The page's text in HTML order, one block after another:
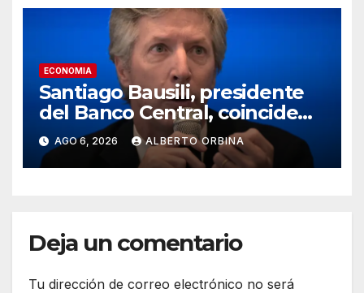
ECONOMIA
Santiago Bausili, presidente
del Banco Central, coincide
con Luis Caputo y descarta un
rescate a los morosos:
“Seguimos viendo esto como
AGO 6, 2026 ALBERTO ORBINA
Deja un comentario
Tu dirección de correo electrónico no será